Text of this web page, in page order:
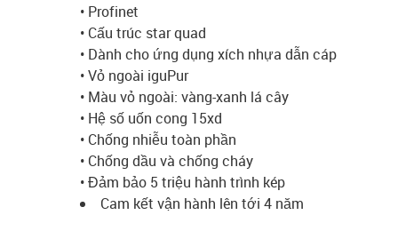
• Profinet
• Cấu trúc star quad
• Dành cho ứng dụng xích nhựa dẫn cáp
• Vỏ ngoài iguPur
• Màu vỏ ngoài: vàng-xanh lá cây
• Hệ số uốn cong 15xd
• Chống nhiễu toàn phần
• Chống dầu và chống cháy
• Đảm bảo 5 triệu hành trình kép
Cam kết vận hành lên tới 4 năm